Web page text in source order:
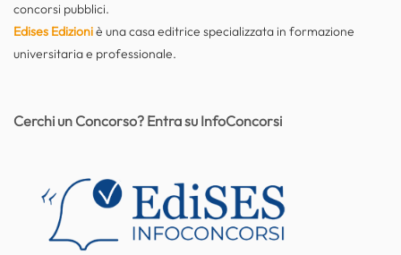
concorsi pubblici.
Edises Edizioniè una casa editrice specializzata in formazione
universitaria e professionale.
Cerchi un Concorso? Entra su InfoConcorsi